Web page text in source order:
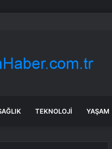
akşama işaret etti
TEKNOLOJI YAŞAM